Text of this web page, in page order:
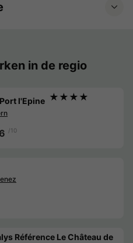
in de regio
l'Epine ★★★★
/10
Référence Le Château de